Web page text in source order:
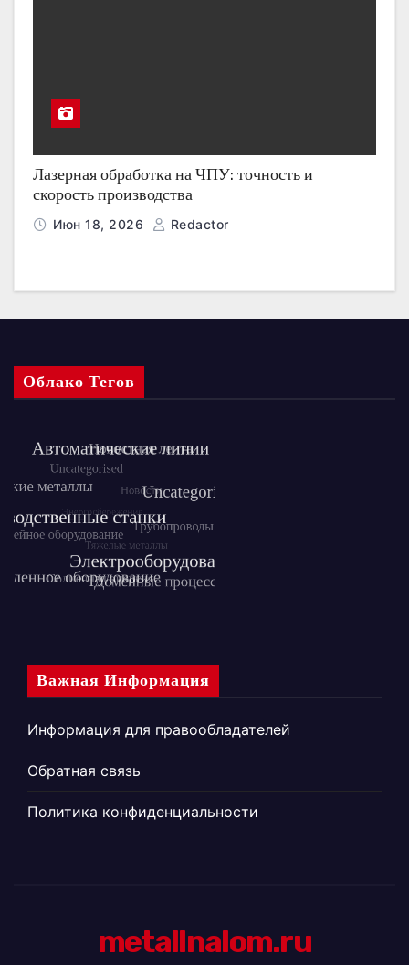
Лазерная обработка на ЧПУ: точность и
скорость производства
Июн 18, 2026 Redactor
Облако Тегов
Важная Информация
Информация для правообладателей
Обратная связь
Политика конфиденциальности
metallnalom.ru